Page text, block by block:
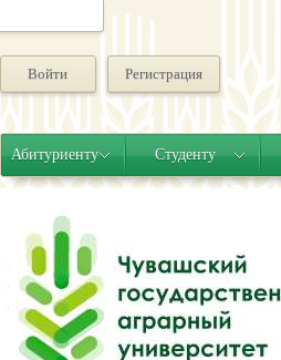
Войти Регистрация
Абитуриенту Студенту